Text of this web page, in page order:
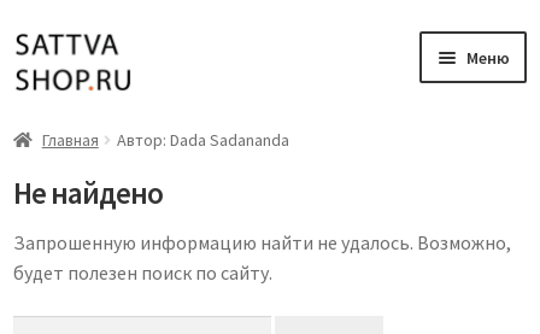
Перейти
к
Перейти
к
Меню
Главная
Книги
Аудиокниги
Вебинары
Главная Автор: Dada Sadananda
Не найдено
Запрошенную информацию найти не удалось. Возможно,
будет полезен поиск по сайту.